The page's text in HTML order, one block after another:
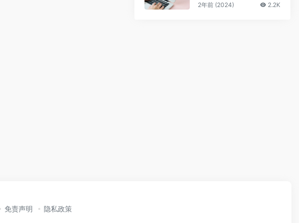
2年前 (2024) 2.2K
免责声明 隐私政策